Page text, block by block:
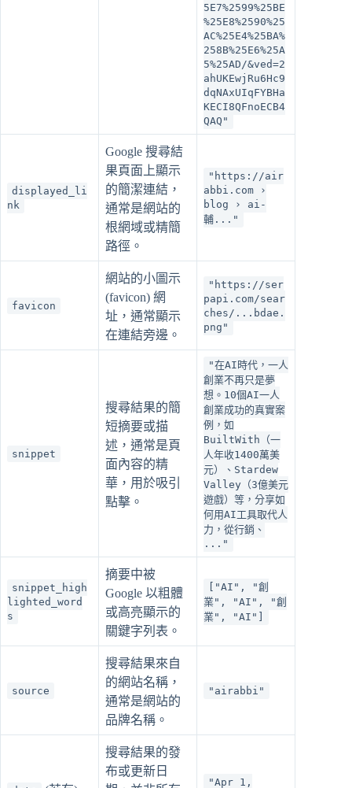
5E7%2599%25BE
%25E8%2590%25
AC%25E4%25BA%
258B%25E6%25A
5%25AD/&ved=2
ahUKEwjRu6Hc9
dqNAxUIqFYBHa
KECI8QFnoECB4
QAQ"
displayed_li
nk
Google 搜尋結
果頁面上顯示
的簡潔連結，
通常是網站的
根網域或精簡
路徑。
"https://air
abbi.com ›
blog › ai-
輔..."
favicon
網站的小圖示
(favicon) 網
址，通常顯示
在連結旁邊。
"https://ser
papi.com/sear
ches/...bdae.
png"
snippet
搜尋結果的簡
短摘要或描
述，通常是頁
面內容的精
華，用於吸引
點擊。
"在AI時代，一人
創業不再只是夢
想。10個AI一人
創業成功的真實案
例，如
BuiltWith（一
人年收1400萬美
元）、Stardew
Valley（3億美元
遊戲）等，分享如
何用AI工具取代人
力，從行銷、
..."
snippet_high
lighted_word
s
摘要中被
Google 以粗體
或高亮顯示的
關鍵字列表。
["AI", "創
業", "AI", "創
業", "AI"]
source
搜尋結果來自
的網站名稱，
通常是網站的
品牌名稱。
"airabbi"
搜尋結果的發
布或更新日
"Apr 1,